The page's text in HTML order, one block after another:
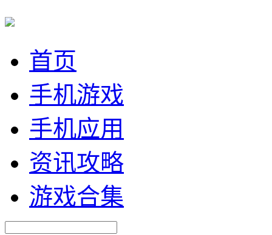
首页
手机游戏
手机应用
资讯攻略
游戏合集